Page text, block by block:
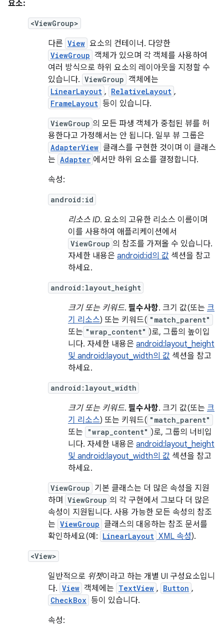
요소:
<ViewGroup>
다른 View 요소의 컨테이너. 다양한
ViewGroup 객체가 있으며 각 객체를 사용하여
여러 방식으로 하위 요소의 레이아웃을 지정할 수
있습니다. ViewGroup 객체에는
LinearLayout , RelativeLayout ,
FrameLayout 등이 있습니다.
ViewGroup 의 모든 파생 객체가 중첩된 뷰를 허
용한다고 가정해서는 안 됩니다. 일부 뷰 그룹은
AdapterView 클래스를 구현한 것이며 이 클래스
는 Adapter 에서만 하위 요소를 결정합니다.
속성:
android:id
리소스 ID. 요소의 고유한 리소스 이름이며
이를 사용하여 애플리케이션에서
ViewGroup 의 참조를 가져올 수 있습니다.
자세한 내용은 android:id의 값 섹션을 참고
하세요.
android:layout_height
크기 또는 키워드. 필수사항. 크기 값(또는 크
기 리소스) 또는 키워드( "match_parent"
또는 "wrap_content" )로, 그룹의 높이입
니다. 자세한 내용은 android:layout_height
및 android:layout_width의 값 섹션을 참고
하세요.
android:layout_width
크기 또는 키워드. 필수사항. 크기 값(또는 크
기 리소스) 또는 키워드( "match_parent"
또는 "wrap_content" )로, 그룹의 너비입
니다. 자세한 내용은 android:layout_height
및 android:layout_width의 값 섹션을 참고
하세요.
ViewGroup 기본 클래스는 더 많은 속성을 지원
하며
ViewGroup 의 각 구현에서 그보다 더 많은
속성이 지원됩니다. 사용 가능한 모든 속성의 참조
는 ViewGroup 클래스의 대응하는 참조 문서를
확인하세요(예: LinearLayout XML 속성).
<View>
일반적으로 위젯이라고 하는 개별 UI 구성요소입니
다. View 객체에는 TextView , Button ,
CheckBox 등이 있습니다.
속성: